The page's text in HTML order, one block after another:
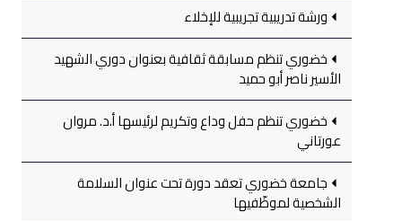
ورشة تدريبية تجريبية للإخلاء
خضوري تنظم مسابقة ثقافية بعنوان دوري الشهيد
الأسير ناصر أبو حميد
خضوري تنظم حفل وداع وتكريم لرئيسها أ.د. مروان
عورتاني
جامعة خضوري تعقد دورة تحت عنوان السلامة
الشخصية لموظّفيها